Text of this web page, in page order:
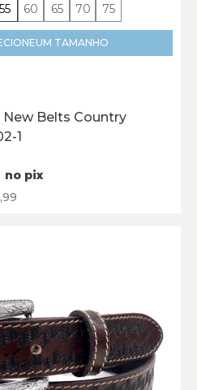
55 60 65 70 75
UM TAMANHO
Belts Country
1
no pix